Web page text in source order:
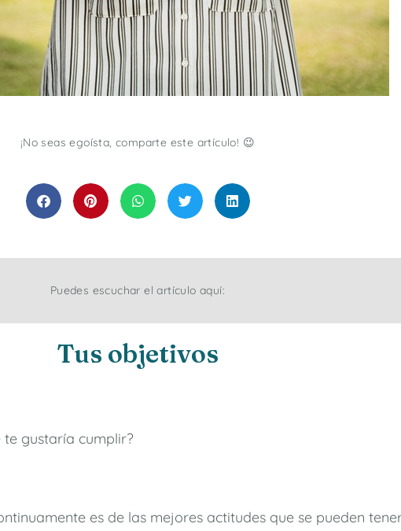
¡No seas egoísta, comparte este artículo! 😉
Puedes escuchar el artículo aquí:
Tus objetivos
gustaría cumplir?
es de las mejores actitudes que se pueden